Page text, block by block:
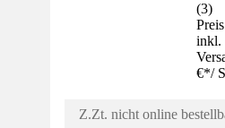
(3)
inkl.
€*/
Z.Zt. nicht online